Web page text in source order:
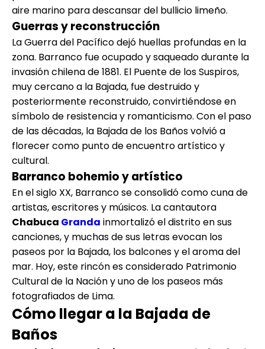
aire marino para descansar del bullicio limeño.
Guerras y reconstrucción
La Guerra del Pacífico dejó huellas profundas en la
zona. Barranco fue ocupado y saqueado durante la
invasión chilena de 1881. El Puente de los Suspiros,
muy cercano a la Bajada, fue destruido y
posteriormente reconstruido, convirtiéndose en
símbolo de resistencia y romanticismo. Con el paso
de las décadas, la Bajada de los Baños volvió a
florecer como punto de encuentro artístico y
cultural.
Barranco bohemio y artístico
En el siglo XX, Barranco se consolidó como cuna de
artistas, escritores y músicos. La cantautora
Chabuca Granda inmortalizó el distrito en sus
canciones, y muchas de sus letras evocan los
paseos por la Bajada, los balcones y el aroma del
mar. Hoy, este rincón es considerado Patrimonio
Cultural de la Nación y uno de los paseos más
fotografiados de Lima.
Cómo llegar a la Bajada de
Baños